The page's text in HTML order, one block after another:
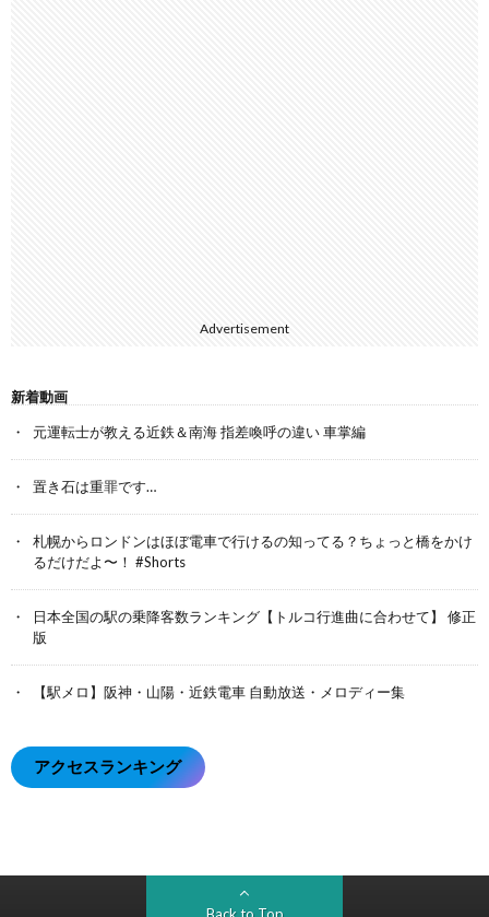
Advertisement
新着動画
元運転士が教える近鉄＆南海 指差喚呼の違い 車掌編
置き石は重罪です…
札幌からロンドンはほぼ電車で行けるの知ってる？ちょっと橋をかけ
るだけだよ〜！ #Shorts
日本全国の駅の乗降客数ランキング【トルコ行進曲に合わせて】 修正
版
【駅メロ】阪神・山陽・近鉄電車 自動放送・メロディー集
アクセスランキング
Back to Top